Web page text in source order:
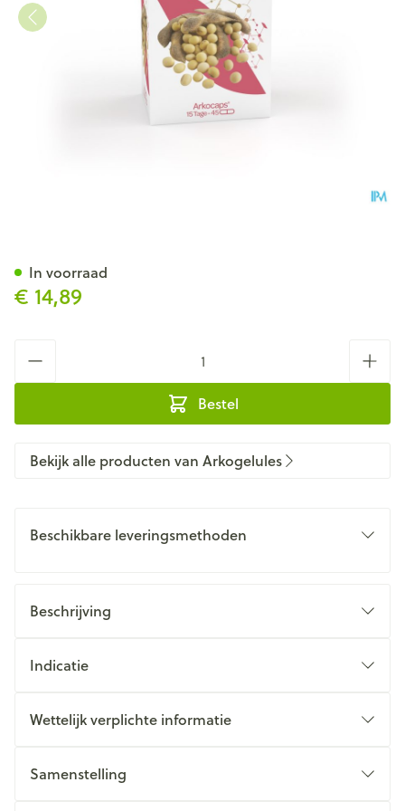
€ 14,89
Bestel
In voorraad
Bekijk alle producten van Arkogelules
Beschikbare leveringsmethoden
Beschrijving
Indicatie
Wettelijk verplichte informatie
Samenstelling